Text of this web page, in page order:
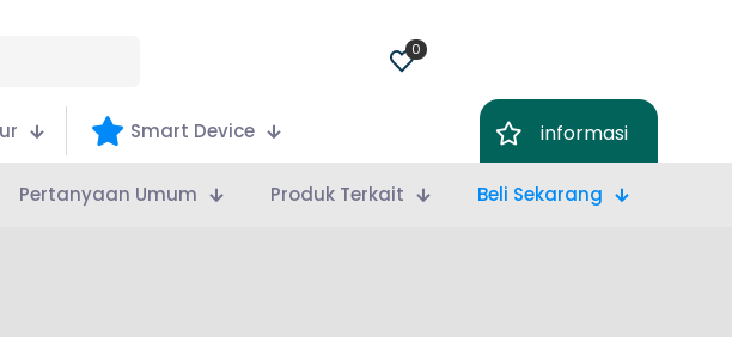
0
Smart Device informasi
Pertanyaan Umum Produk Terkait Beli Sekarang